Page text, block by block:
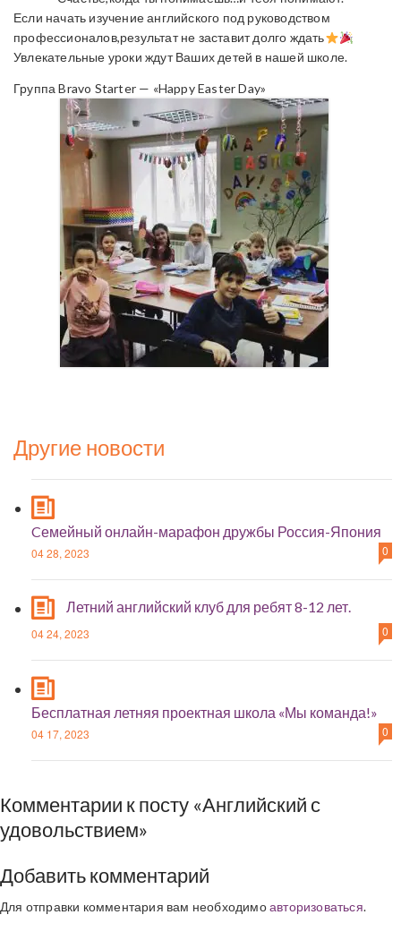
Если начать изучение английского под руководством
профессионалов,результат не заставит долго ждать
Увлекательные уроки ждут Ваших детей в нашей школе.
Группа Bravo Starter — «Happy Easter Day»
Другие новости
Cемейный онлайн-марафон дружбы Россия-Япония
04 28, 2023 0
Летний английский клуб для ребят 8-12 лет.
04 24, 2023 0
Бесплатная летняя проектная школа «Мы команда!»
04 17, 2023 0
Комментарии к посту «Английский с
удовольствием»
Добавить комментарий
Для отправки комментария вам необходимоавторизоваться.